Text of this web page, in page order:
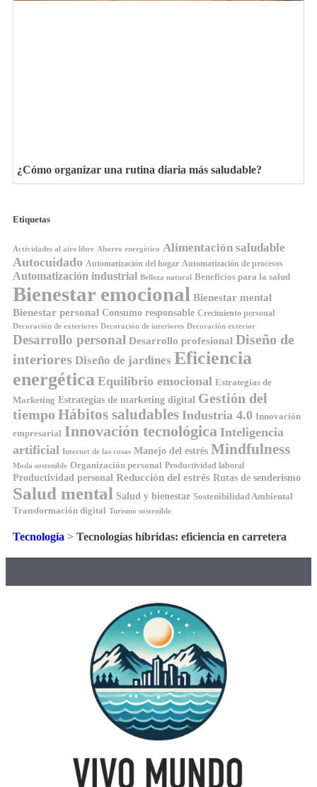
¿Cómo organizar una rutina diaria más saludable?
Etiquetas
Actividades al aire libre Ahorro energético Alimentación saludable
Autocuidado Automatización del hogar Automatización de procesos
Automatización industrial Belleza natural Beneficios para la salud
Bienestar emocional Bienestar mental
Bienestar personal Consumo responsable Crecimiento personal
Decoración de exteriores Decoración de interiores Decoración exterior
Desarrollo personal Desarrollo profesional Diseño de
interiores Diseño de jardines Eficiencia
energética Equilibrio emocional Estrategias de
Marketing Estrategias de marketing digital Gestión del
tiempo Hábitos saludables Industria 4.0 Innovación
empresarial Innovación tecnológica Inteligencia
artificial Internet de las cosas Manejo del estrés Mindfulness
Moda sostenible Organización personal Productividad laboral
Productividad personal Reducción del estrés Rutas de senderismo
Salud mental Salud y bienestar Sostenibilidad Ambiental
Transformación digital Turismo sostenible
Tecnología > Tecnologías híbridas: eficiencia en carretera